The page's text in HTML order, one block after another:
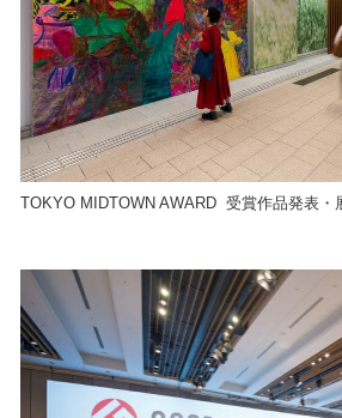
TOKYO MIDTOWN AWARD 受賞作品発表・